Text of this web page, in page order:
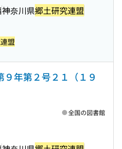
神奈川県郷土研究連盟
盟
９年第２号２１（１９
全国の図書館